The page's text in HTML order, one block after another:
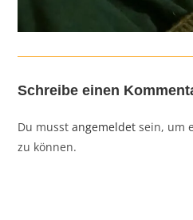
Schreibe einen
Du musstangemeldet sein, um
zu können.